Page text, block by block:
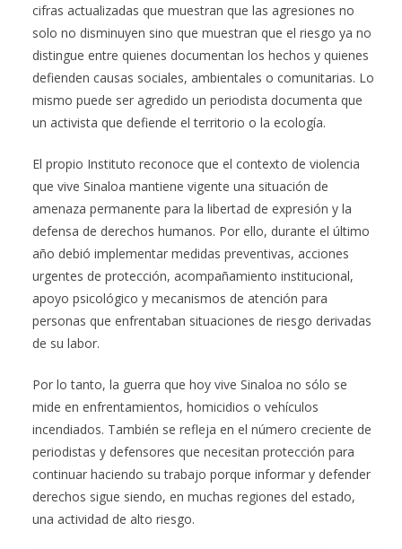
cifras actualizadas que muestran que las agresiones no
solo no disminuyen sino que muestran que el riesgo ya no
distingue entre quienes documentan los hechos y quienes
defienden causas sociales, ambientales o comunitarias. Lo
mismo puede ser agredido un periodista documenta que
un activista que defiende el territorio o la ecología.
El propio Instituto reconoce que el contexto de violencia
que vive Sinaloa mantiene vigente una situación de
amenaza permanente para la libertad de expresión y la
defensa de derechos humanos. Por ello, durante el último
año debió implementar medidas preventivas, acciones
urgentes de protección, acompañamiento institucional,
apoyo psicológico y mecanismos de atención para
personas que enfrentaban situaciones de riesgo derivadas
de su labor.
Por lo tanto, la guerra que hoy vive Sinaloa no sólo se
mide en enfrentamientos, homicidios o vehículos
incendiados. También se refleja en el número creciente de
periodistas y defensores que necesitan protección para
continuar haciendo su trabajo porque informar y defender
derechos sigue siendo, en muchas regiones del estado,
una actividad de alto riesgo.